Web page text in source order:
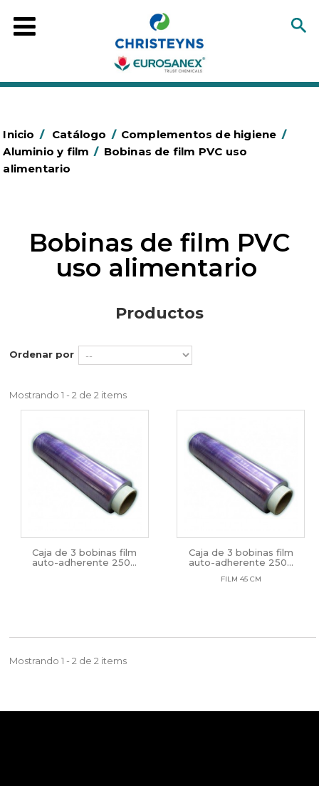
Inicio / Catálogo / Complementos de higiene /
Aluminio y film / Bobinas de film PVC uso
alimentario
Bobinas de film PVC
uso alimentario
Productos
Ordenar por
Mostrando 1 - 2 de 2 items
Caja de 3 bobinas film
auto-adherente 250...
Caja de 3 bobinas film
auto-adherente 250...
FILM 45 CM
Mostrando 1 - 2 de 2 items